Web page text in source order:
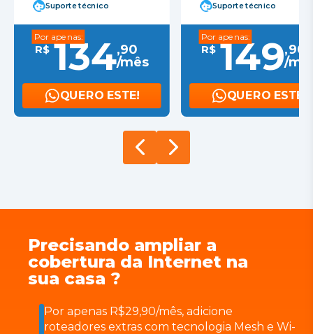
Suporte técnico
Por apenas:
R$ 134,90
/mês
QUERO ESTE!
Suporte técnico
Por apenas:
R$ 149,90
/
QUERO ESTE!
Precisando ampliar a
cobertura da Internet na
sua casa ?
Por apenas R$29,90/mês, adicione
roteadores extras com tecnologia Mesh e Wi-